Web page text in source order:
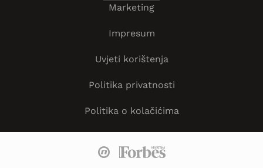
Marketing
Impresum
Uvjeti korištenja
Politika privatnosti
Politika o kolačićima